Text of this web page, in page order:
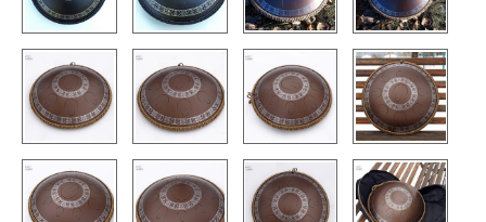
КОНТАКТЫ
ЗАКАЗАТЬ
МАГАЗИН
АКЦИИ